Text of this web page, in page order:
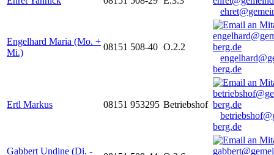
Engelhard Maria (Mo. +
Mi.)
08151 508-40 O.2.2
berg.de
Ertl Markus 08151 953295 Betriebshof
berg.de
Gabbert Undine (Di. -